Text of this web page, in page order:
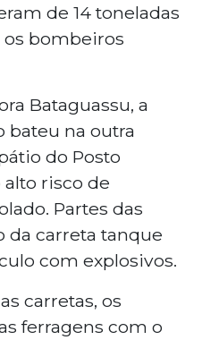
de 14 toneladas
os bombeiros
Bataguassu, a
bateu na outra
do Posto
alto risco de
Partes das
da carreta tanque
com explosivos.
carretas, os
ferragens com o